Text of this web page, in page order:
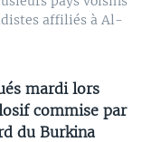
affiliés à Al-
mardi lors
commise par
du Burkina